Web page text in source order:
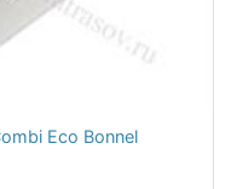
Eco Bonnel